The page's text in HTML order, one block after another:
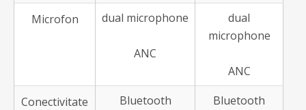
Microfon dual microphone
ANC
dual
microphone
ANC
Conectivitate
Bluetooth
Bluetooth